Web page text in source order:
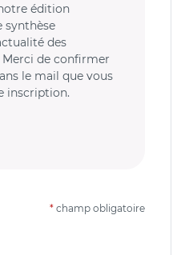
édition
synthèse
des
de confirmer
le mail que vous
inscription.
* champ obligatoire